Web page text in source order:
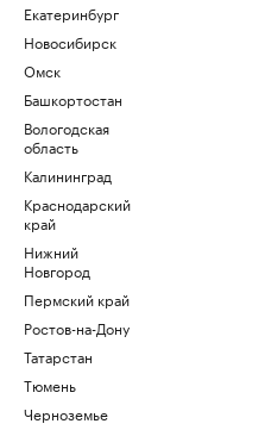
Екатеринбург
Новосибирск
Омск
Башкортостан
Вологодская
область
Калининград
Краснодарский
край
Нижний
Новгород
Пермский край
Ростов-на-Дону
Татарстан
Тюмень
Черноземье